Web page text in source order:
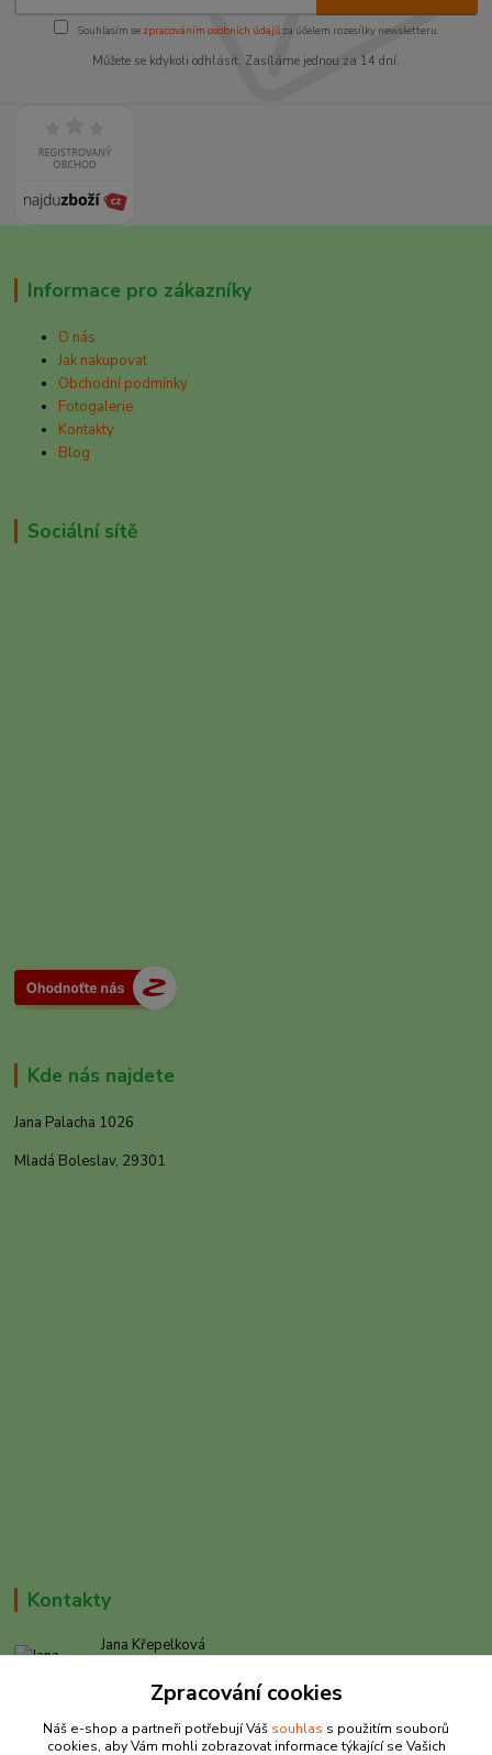
Souhlasím se zpracováním osobních údajůza účelem rozesílky newsletteru.
Můžete se kdykoli odhlásit. Zasíláme jednou za 14 dní.
Informace pro zákazníky
O nás
Jak nakupovat
Obchodní podmínky
Fotogalerie
Kontakty
Blog
Sociální sítě
Kde nás najdete
Jana Palacha 1026
Mladá Boleslav, 29301
Kontakty
Jana Křepelková
(Po-Pá, 9-17 hod. , So 9-12 hod.)
info@rybarkrepelkova.cz
Zpracování cookies
Náš e-shop a partneři potřebují Váš souhlas s použitím souborů
cookies, aby Vám mohli zobrazovat informace týkající se Vašich